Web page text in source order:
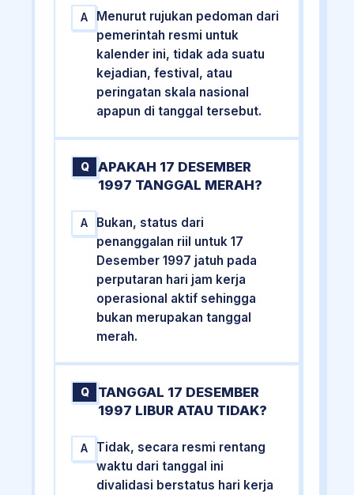
A
Menurut rujukan pedoman dari
pemerintah resmi untuk
kalender ini, tidak ada suatu
kejadian, festival, atau
peringatan skala nasional
apapun di tanggal tersebut.
Q
APAKAH 17 DESEMBER
1997 TANGGAL MERAH?
A
Bukan, status dari
penanggalan riil untuk 17
Desember 1997 jatuh pada
perputaran hari jam kerja
operasional aktif sehingga
bukan merupakan tanggal
merah.
Q
TANGGAL 17 DESEMBER
1997 LIBUR ATAU TIDAK?
A
Tidak, secara resmi rentang
waktu dari tanggal ini
divalidasi berstatus hari kerja